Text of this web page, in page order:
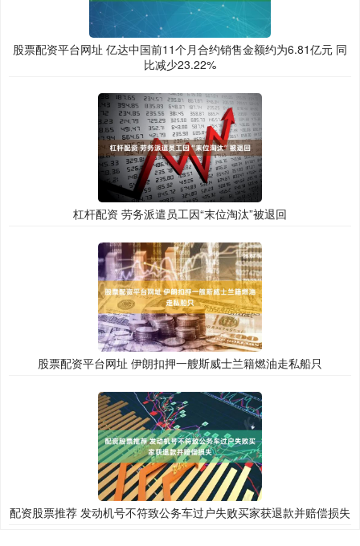
股票配资平台网址 亿达中国前11个月合约销售金额约为6.81亿元 同
比减少23.22%
杠杆配资 劳务派遣员工因“末位淘汰”被退回
股票配资平台网址 伊朗扣押一艘斯威士兰籍燃油走私船只
配资股票推荐 发动机号不符致公务车过户失败买家获退款并赔偿损失